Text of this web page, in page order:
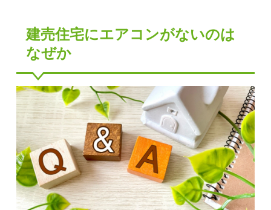
建売住宅にエアコンがないのは
なぜか